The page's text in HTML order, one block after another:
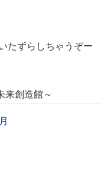
たずらしちゃうぞー
創造館～